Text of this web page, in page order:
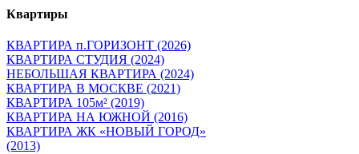
Квартиры
КВАРТИРА п.ГОРИЗОНТ (2026)
КВАРТИРА СТУДИЯ (2024)
НЕБОЛЬШАЯ КВАРТИРА (2024)
КВАРТИРА В МОСКВЕ (2021)
КВАРТИРА 105м² (2019)
КВАРТИРА НА ЮЖНОЙ (2016)
КВАРТИРА ЖК «НОВЫЙ ГОРОД»
(2013)